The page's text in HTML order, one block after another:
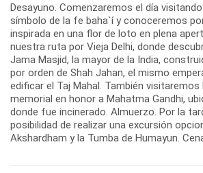
Desayuno. Comenzaremos el día
símbolo de la fe baha`í y conoceremos
inspirada en una flor de loto en plena
nuestra ruta por Vieja Delhi, donde
Jama Masjid, la mayor de la India,
por orden de Shah Jahan, el mismo
edificar el Taj Mahal. También visitaremos
memorial en honor a Mahatma Gandhi,
donde fue incinerado. Almuerzo. Por la
posibilidad de realizar una excursión
Akshardham y la Tumba de Humayun.